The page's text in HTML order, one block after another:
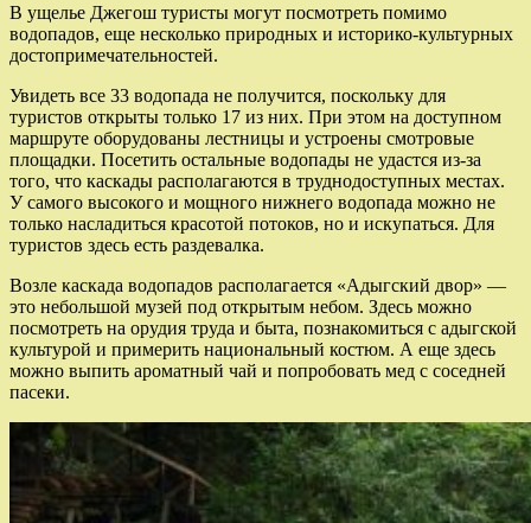
В ущелье Джегош туристы могут посмотреть помимо
водопадов, еще несколько природных и историко-культурных
достопримечательностей.
Увидеть все 33 водопада не получится, поскольку для
туристов открыты только 17 из них. При этом на доступном
маршруте оборудованы лестницы и устроены смотровые
площадки. Посетить остальные водопады не удастся из-за
того, что каскады располагаются в труднодоступных местах.
У самого высокого и мощного нижнего водопада можно не
только насладиться красотой потоков, но и искупаться. Для
туристов здесь есть раздевалка.
Возле каскада водопадов располагается «Адыгский двор» —
это небольшой музей под открытым небом. Здесь можно
посмотреть на орудия труда и быта, познакомиться с адыгской
культурой и примерить национальный костюм. А еще здесь
можно выпить ароматный чай и попробовать мед с соседней
пасеки.